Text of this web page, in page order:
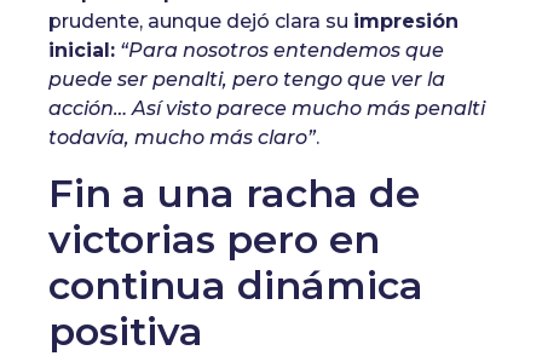
prudente, aunque dejó clara su impresión
inicial: “Para nosotros entendemos que
puede ser penalti, pero tengo que ver la
acción… Así visto parece mucho más penalti
todavía, mucho más claro”.
Fin a una racha de
victorias pero en
continua dinámica
positiva